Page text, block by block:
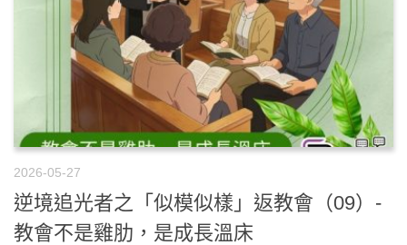
2026-05-27
逆境追光者之「似模似樣」返教會（09）-
教會不是雞肋，是成長溫床